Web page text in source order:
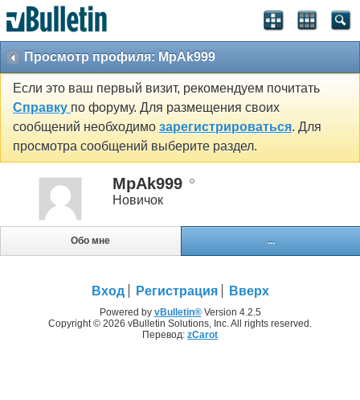
Просмотр профиля: MpAk999
Если это ваш первый визит, рекомендуем почитать
Справку по форуму. Для размещения своих
сообщений необходимо зарегистрироваться. Для
просмотра сообщений выберите раздел.
MpAk999
Новичок
Обо мне ...
Вход Регистрация Вверх
Powered by vBulletin®Version 4.2.5
Copyright © 2026 vBulletin Solutions, Inc. All rights reserved.
Перевод: zCarot